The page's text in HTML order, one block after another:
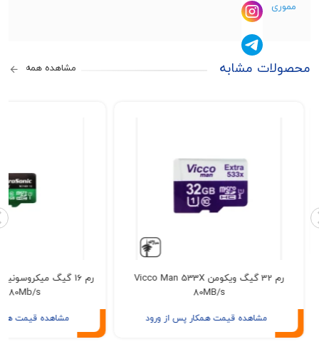
مشابه مشاهده همه
رم 32 گیگ ویکومن Vicco Man 533X
مشاهده قیمت همکار پس از ورود
533X 80Mb/s
مشاهده قیمت همکار پس از